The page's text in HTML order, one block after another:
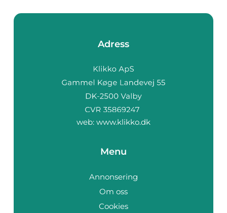
Adress
web: www.klikko.dk
Menu
Annonsering
Om oss
Cookies